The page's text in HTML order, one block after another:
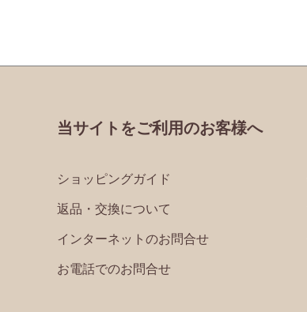
当サイトをご利用のお客様へ
ショッピングガイド
返品・交換について
インターネットのお問合せ
お電話でのお問合せ